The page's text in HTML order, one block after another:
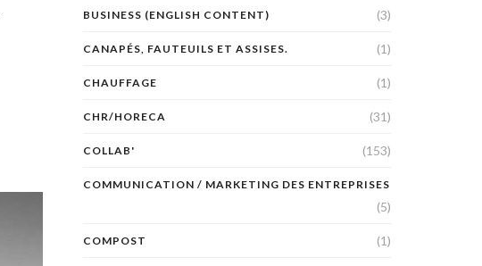
BUSINESS (ENGLISH CONTENT) (3)
CANAPÉS, FAUTEUILS ET ASSISES. (1)
CHAUFFAGE (1)
CHR/HORECA (31)
COLLAB' (153)
COMMUNICATION / MARKETING DES ENTREPRISES
(5)
COMPOST (1)